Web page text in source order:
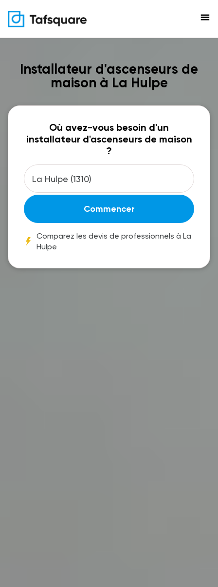
menu
Installateur d'ascenseurs de
maison à La Hulpe
Où avez-vous besoin d'un
installateur d'ascenseurs de maison
?
Commencer
Comparez les devis de professionnels à La
Hulpe